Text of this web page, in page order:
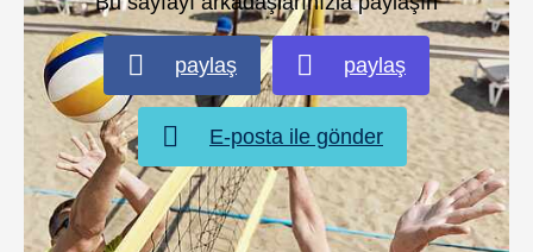
paylaş paylaş
E-posta ile gönder